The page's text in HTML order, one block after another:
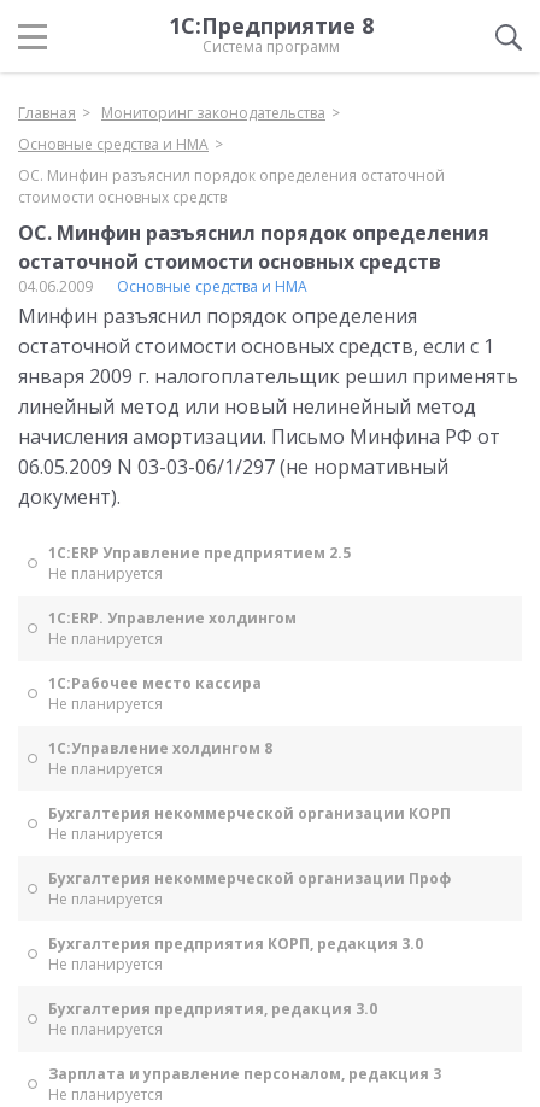
1С:Предприятие 8
Система программ
Главная
Мониторинг законодательства
Основные средства и НМА
ОС. Минфин разъяснил порядок определения остаточной
стоимости основных средств
ОС. Минфин разъяснил порядок определения
остаточной стоимости основных средств
04.06.2009 Основные средства и НМА
Минфин разъяснил порядок определения
остаточной стоимости основных средств, если с 1
января 2009 г. налогоплательщик решил применять
линейный метод или новый нелинейный метод
начисления амортизации. Письмо Минфина РФ от
06.05.2009 N 03-03-06/1/297 (не нормативный
документ).
1С:ERP Управление предприятием 2.5
Не планируется
1С:ERP. Управление холдингом
Не планируется
1С:Рабочее место кассира
Не планируется
1С:Управление холдингом 8
Не планируется
Бухгалтерия некоммерческой организации КОРП
Не планируется
Бухгалтерия некоммерческой организации Проф
Не планируется
Бухгалтерия предприятия КОРП, редакция 3.0
Не планируется
Бухгалтерия предприятия, редакция 3.0
Не планируется
Зарплата и управление персоналом, редакция 3
Не планируется